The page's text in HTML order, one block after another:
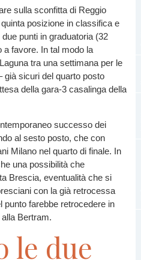
sulla sconfitta di Reggio
posizione in classifica e
punti in graduatoria (32
a favore. In tal modo la
tra una settimana per le
già sicuri del quarto posto
della gara-3 casalinga della
successo dei
al sesto posto, che con
Milano nel quarto di finale. In
una possibilità che
Brescia, eventualità che si
con la già retrocessa
punto farebbe retrocedere in
Bertram.
le due